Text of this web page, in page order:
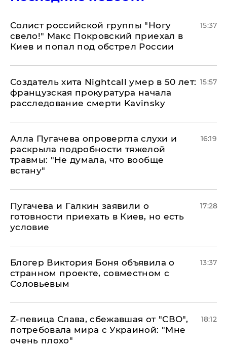
Солист российской группы "Ногу
свело!" Макс Покровский приехал в
Киев и попал под обстрел России
15:37
Создатель хита Nightcall умер в 50 лет:
французская прокуратура начала
расследование смерти Kavinsky
15:57
Алла Пугачева опровергла слухи и
раскрыла подробности тяжелой
травмы: "Не думала, что вообще
встану"
16:19
Пугачева и Галкин заявили о
готовности приехать в Киев, но есть
условие
17:28
Блогер Виктория Боня объявила о
странном проекте, совместном с
Соловьевым
13:37
Z-певица Слава, сбежавшая от "СВО",
потребовала мира с Украиной: "Мне
очень плохо"
18:12